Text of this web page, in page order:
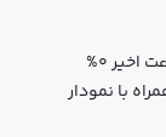
قیمت لحظه‌ای وایوت هم اکنون معادل 401 تومان یا 0.002145 تتر است. تغییرات قیمت وایوت طی 24 ساعت اخیر 0%
همراه با نمودار